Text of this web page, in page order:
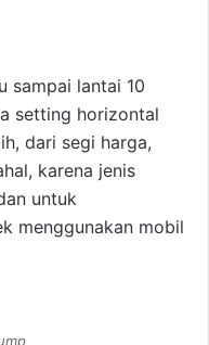
sampai lantai 10
setting horizontal
dari segi harga,
karena jenis
untuk
menggunakan mobil